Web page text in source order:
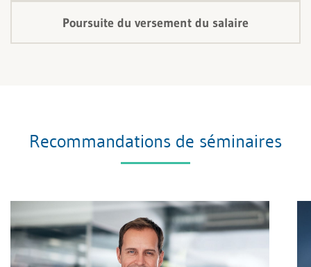
Poursuite du versement du salaire
Recommandations de séminaires